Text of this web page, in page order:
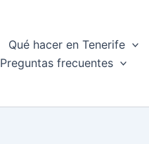
Qué hacer en Tenerife
Preguntas frecuentes